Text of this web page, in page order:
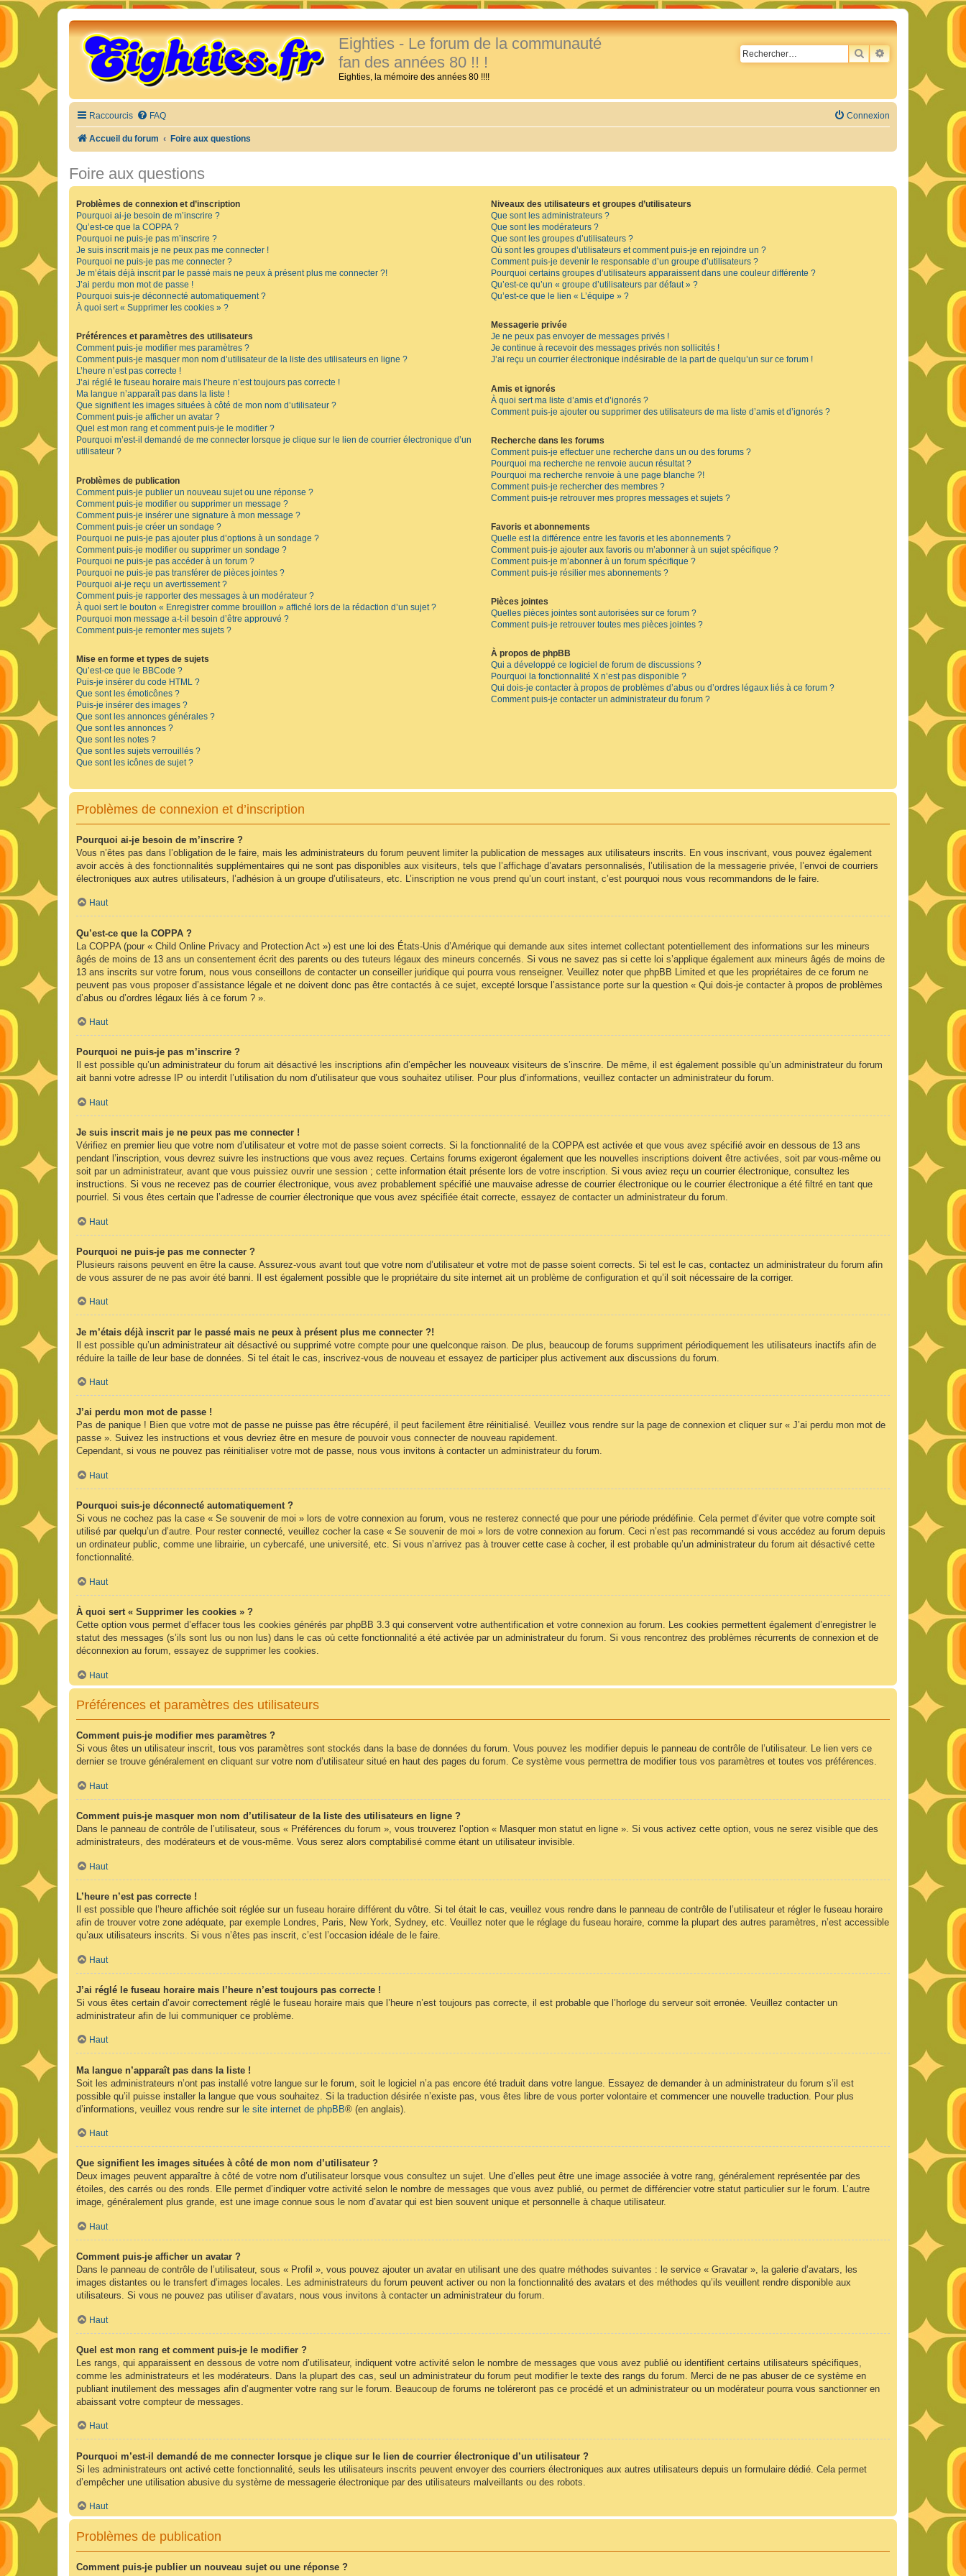
Eighties - Le forum de la communauté
fan des années 80 !! !
Eighties, la mémoire des années 80 !!!!
RECHERCHER
RECHERCHE
Raccourcis FAQ Connexion
Accueil du forum Foire aux questions
Foire aux questions
Problèmes de connexion et d’inscription
Pourquoi ai-je besoin de m’inscrire ?
Qu’est-ce que la COPPA ?
Pourquoi ne puis-je pas m’inscrire ?
Je suis inscrit mais je ne peux pas me connecter !
Pourquoi ne puis-je pas me connecter ?
Je m’étais déjà inscrit par le passé mais ne peux à présent plus me connecter ?!
J’ai perdu mon mot de passe !
Pourquoi suis-je déconnecté automatiquement ?
À quoi sert « Supprimer les cookies » ?
Préférences et paramètres des utilisateurs
Comment puis-je modifier mes paramètres ?
Comment puis-je masquer mon nom d’utilisateur de la liste des utilisateurs en ligne ?
L’heure n’est pas correcte !
J’ai réglé le fuseau horaire mais l’heure n’est toujours pas correcte !
Ma langue n’apparaît pas dans la liste !
Que signifient les images situées à côté de mon nom d’utilisateur ?
Comment puis-je afficher un avatar ?
Quel est mon rang et comment puis-je le modifier ?
Pourquoi m’est-il demandé de me connecter lorsque je clique sur le lien de courrier électronique d’un
utilisateur ?
Problèmes de publication
Comment puis-je publier un nouveau sujet ou une réponse ?
Comment puis-je modifier ou supprimer un message ?
Comment puis-je insérer une signature à mon message ?
Comment puis-je créer un sondage ?
Pourquoi ne puis-je pas ajouter plus d’options à un sondage ?
Comment puis-je modifier ou supprimer un sondage ?
Pourquoi ne puis-je pas accéder à un forum ?
Pourquoi ne puis-je pas transférer de pièces jointes ?
Pourquoi ai-je reçu un avertissement ?
Comment puis-je rapporter des messages à un modérateur ?
À quoi sert le bouton « Enregistrer comme brouillon » affiché lors de la rédaction d’un sujet ?
Pourquoi mon message a-t-il besoin d’être approuvé ?
Comment puis-je remonter mes sujets ?
Mise en forme et types de sujets
Qu’est-ce que le BBCode ?
Puis-je insérer du code HTML ?
Que sont les émoticônes ?
Puis-je insérer des images ?
Que sont les annonces générales ?
Que sont les annonces ?
Que sont les notes ?
Que sont les sujets verrouillés ?
Que sont les icônes de sujet ?
Niveaux des utilisateurs et groupes d’utilisateurs
Que sont les administrateurs ?
Que sont les modérateurs ?
Que sont les groupes d’utilisateurs ?
Où sont les groupes d’utilisateurs et comment puis-je en rejoindre un ?
Comment puis-je devenir le responsable d’un groupe d’utilisateurs ?
Pourquoi certains groupes d’utilisateurs apparaissent dans une couleur différente ?
Qu’est-ce qu’un « groupe d’utilisateurs par défaut » ?
Qu’est-ce que le lien « L’équipe » ?
Messagerie privée
Je ne peux pas envoyer de messages privés !
Je continue à recevoir des messages privés non sollicités !
J’ai reçu un courrier électronique indésirable de la part de quelqu’un sur ce forum !
Amis et ignorés
À quoi sert ma liste d’amis et d’ignorés ?
Comment puis-je ajouter ou supprimer des utilisateurs de ma liste d’amis et d’ignorés ?
Recherche dans les forums
Comment puis-je effectuer une recherche dans un ou des forums ?
Pourquoi ma recherche ne renvoie aucun résultat ?
Pourquoi ma recherche renvoie à une page blanche ?!
Comment puis-je rechercher des membres ?
Comment puis-je retrouver mes propres messages et sujets ?
Favoris et abonnements
Quelle est la différence entre les favoris et les abonnements ?
Comment puis-je ajouter aux favoris ou m’abonner à un sujet spécifique ?
Comment puis-je m’abonner à un forum spécifique ?
Comment puis-je résilier mes abonnements ?
Pièces jointes
Quelles pièces jointes sont autorisées sur ce forum ?
Comment puis-je retrouver toutes mes pièces jointes ?
À propos de phpBB
Qui a développé ce logiciel de forum de discussions ?
Pourquoi la fonctionnalité X n’est pas disponible ?
Qui dois-je contacter à propos de problèmes d’abus ou d’ordres légaux liés à ce forum ?
Comment puis-je contacter un administrateur du forum ?
Problèmes de connexion et d’inscription
Pourquoi ai-je besoin de m’inscrire ?
Vous n’êtes pas dans l’obligation de le faire, mais les administrateurs du forum peuvent limiter la publication de messages aux utilisateurs inscrits. En vous inscrivant, vous pouvez également
avoir accès à des fonctionnalités supplémentaires qui ne sont pas disponibles aux visiteurs, tels que l’affichage d’avatars personnalisés, l’utilisation de la messagerie privée, l’envoi de courriers
électroniques aux autres utilisateurs, l’adhésion à un groupe d’utilisateurs, etc. L’inscription ne vous prend qu’un court instant, c’est pourquoi nous vous recommandons de le faire.
Haut
Qu’est-ce que la COPPA ?
La COPPA (pour « Child Online Privacy and Protection Act ») est une loi des États-Unis d’Amérique qui demande aux sites internet collectant potentiellement des informations sur les mineurs
âgés de moins de 13 ans un consentement écrit des parents ou des tuteurs légaux des mineurs concernés. Si vous ne savez pas si cette loi s’applique également aux mineurs âgés de moins de
13 ans inscrits sur votre forum, nous vous conseillons de contacter un conseiller juridique qui pourra vous renseigner. Veuillez noter que phpBB Limited et que les propriétaires de ce forum ne
peuvent pas vous proposer d’assistance légale et ne doivent donc pas être contactés à ce sujet, excepté lorsque l’assistance porte sur la question « Qui dois-je contacter à propos de problèmes
d’abus ou d’ordres légaux liés à ce forum ? ».
Haut
Pourquoi ne puis-je pas m’inscrire ?
Il est possible qu’un administrateur du forum ait désactivé les inscriptions afin d’empêcher les nouveaux visiteurs de s’inscrire. De même, il est également possible qu’un administrateur du forum
ait banni votre adresse IP ou interdit l’utilisation du nom d’utilisateur que vous souhaitez utiliser. Pour plus d’informations, veuillez contacter un administrateur du forum.
Haut
Je suis inscrit mais je ne peux pas me connecter !
Vérifiez en premier lieu que votre nom d’utilisateur et votre mot de passe soient corrects. Si la fonctionnalité de la COPPA est activée et que vous avez spécifié avoir en dessous de 13 ans
pendant l’inscription, vous devrez suivre les instructions que vous avez reçues. Certains forums exigeront également que les nouvelles inscriptions doivent être activées, soit par vous-même ou
soit par un administrateur, avant que vous puissiez ouvrir une session ; cette information était présente lors de votre inscription. Si vous aviez reçu un courrier électronique, consultez les
instructions. Si vous ne recevez pas de courrier électronique, vous avez probablement spécifié une mauvaise adresse de courrier électronique ou le courrier électronique a été filtré en tant que
pourriel. Si vous êtes certain que l’adresse de courrier électronique que vous avez spécifiée était correcte, essayez de contacter un administrateur du forum.
Haut
Pourquoi ne puis-je pas me connecter ?
Plusieurs raisons peuvent en être la cause. Assurez-vous avant tout que votre nom d’utilisateur et votre mot de passe soient corrects. Si tel est le cas, contactez un administrateur du forum afin
de vous assurer de ne pas avoir été banni. Il est également possible que le propriétaire du site internet ait un problème de configuration et qu’il soit nécessaire de la corriger.
Haut
Je m’étais déjà inscrit par le passé mais ne peux à présent plus me connecter ?!
Il est possible qu’un administrateur ait désactivé ou supprimé votre compte pour une quelconque raison. De plus, beaucoup de forums suppriment périodiquement les utilisateurs inactifs afin de
réduire la taille de leur base de données. Si tel était le cas, inscrivez-vous de nouveau et essayez de participer plus activement aux discussions du forum.
Haut
J’ai perdu mon mot de passe !
Pas de panique ! Bien que votre mot de passe ne puisse pas être récupéré, il peut facilement être réinitialisé. Veuillez vous rendre sur la page de connexion et cliquer sur « J’ai perdu mon mot de
passe ». Suivez les instructions et vous devriez être en mesure de pouvoir vous connecter de nouveau rapidement.
Cependant, si vous ne pouvez pas réinitialiser votre mot de passe, nous vous invitons à contacter un administrateur du forum.
Haut
Pourquoi suis-je déconnecté automatiquement ?
Si vous ne cochez pas la case « Se souvenir de moi » lors de votre connexion au forum, vous ne resterez connecté que pour une période prédéfinie. Cela permet d’éviter que votre compte soit
utilisé par quelqu’un d’autre. Pour rester connecté, veuillez cocher la case « Se souvenir de moi » lors de votre connexion au forum. Ceci n’est pas recommandé si vous accédez au forum depuis
un ordinateur public, comme une librairie, un cybercafé, une université, etc. Si vous n’arrivez pas à trouver cette case à cocher, il est probable qu’un administrateur du forum ait désactivé cette
fonctionnalité.
Haut
À quoi sert « Supprimer les cookies » ?
Cette option vous permet d’effacer tous les cookies générés par phpBB 3.3 qui conservent votre authentification et votre connexion au forum. Les cookies permettent également d’enregistrer le
statut des messages (s’ils sont lus ou non lus) dans le cas où cette fonctionnalité a été activée par un administrateur du forum. Si vous rencontrez des problèmes récurrents de connexion et de
déconnexion au forum, essayez de supprimer les cookies.
Haut
Préférences et paramètres des utilisateurs
Comment puis-je modifier mes paramètres ?
Si vous êtes un utilisateur inscrit, tous vos paramètres sont stockés dans la base de données du forum. Vous pouvez les modifier depuis le panneau de contrôle de l’utilisateur. Le lien vers ce
dernier se trouve généralement en cliquant sur votre nom d’utilisateur situé en haut des pages du forum. Ce système vous permettra de modifier tous vos paramètres et toutes vos préférences.
Haut
Comment puis-je masquer mon nom d’utilisateur de la liste des utilisateurs en ligne ?
Dans le panneau de contrôle de l’utilisateur, sous « Préférences du forum », vous trouverez l’option « Masquer mon statut en ligne ». Si vous activez cette option, vous ne serez visible que des
administrateurs, des modérateurs et de vous-même. Vous serez alors comptabilisé comme étant un utilisateur invisible.
Haut
L’heure n’est pas correcte !
Il est possible que l’heure affichée soit réglée sur un fuseau horaire différent du vôtre. Si tel était le cas, veuillez vous rendre dans le panneau de contrôle de l’utilisateur et régler le fuseau horaire
afin de trouver votre zone adéquate, par exemple Londres, Paris, New York, Sydney, etc. Veuillez noter que le réglage du fuseau horaire, comme la plupart des autres paramètres, n’est accessible
qu’aux utilisateurs inscrits. Si vous n’êtes pas inscrit, c’est l’occasion idéale de le faire.
Haut
J’ai réglé le fuseau horaire mais l’heure n’est toujours pas correcte !
Si vous êtes certain d’avoir correctement réglé le fuseau horaire mais que l’heure n’est toujours pas correcte, il est probable que l’horloge du serveur soit erronée. Veuillez contacter un
administrateur afin de lui communiquer ce problème.
Haut
Ma langue n’apparaît pas dans la liste !
Soit les administrateurs n’ont pas installé votre langue sur le forum, soit le logiciel n’a pas encore été traduit dans votre langue. Essayez de demander à un administrateur du forum s’il est
possible qu’il puisse installer la langue que vous souhaitez. Si la traduction désirée n’existe pas, vous êtes libre de vous porter volontaire et commencer une nouvelle traduction. Pour plus
d’informations, veuillez vous rendre sur le site internet de phpBB® (en anglais).
Haut
Que signifient les images situées à côté de mon nom d’utilisateur ?
Deux images peuvent apparaître à côté de votre nom d’utilisateur lorsque vous consultez un sujet. Une d’elles peut être une image associée à votre rang, généralement représentée par des
étoiles, des carrés ou des ronds. Elle permet d’indiquer votre activité selon le nombre de messages que vous avez publié, ou permet de différencier votre statut particulier sur le forum. L’autre
image, généralement plus grande, est une image connue sous le nom d’avatar qui est bien souvent unique et personnelle à chaque utilisateur.
Haut
Comment puis-je afficher un avatar ?
Dans le panneau de contrôle de l’utilisateur, sous « Profil », vous pouvez ajouter un avatar en utilisant une des quatre méthodes suivantes : le service « Gravatar », la galerie d’avatars, les
images distantes ou le transfert d’images locales. Les administrateurs du forum peuvent activer ou non la fonctionnalité des avatars et des méthodes qu’ils veuillent rendre disponible aux
utilisateurs. Si vous ne pouvez pas utiliser d’avatars, nous vous invitons à contacter un administrateur du forum.
Haut
Quel est mon rang et comment puis-je le modifier ?
Les rangs, qui apparaissent en dessous de votre nom d’utilisateur, indiquent votre activité selon le nombre de messages que vous avez publié ou identifient certains utilisateurs spécifiques,
comme les administrateurs et les modérateurs. Dans la plupart des cas, seul un administrateur du forum peut modifier le texte des rangs du forum. Merci de ne pas abuser de ce système en
publiant inutilement des messages afin d’augmenter votre rang sur le forum. Beaucoup de forums ne toléreront pas ce procédé et un administrateur ou un modérateur pourra vous sanctionner en
abaissant votre compteur de messages.
Haut
Pourquoi m’est-il demandé de me connecter lorsque je clique sur le lien de courrier électronique d’un utilisateur ?
Si les administrateurs ont activé cette fonctionnalité, seuls les utilisateurs inscrits peuvent envoyer des courriers électroniques aux autres utilisateurs depuis un formulaire dédié. Cela permet
d’empêcher une utilisation abusive du système de messagerie électronique par des utilisateurs malveillants ou des robots.
Haut
Problèmes de publication
Comment puis-je publier un nouveau sujet ou une réponse ?